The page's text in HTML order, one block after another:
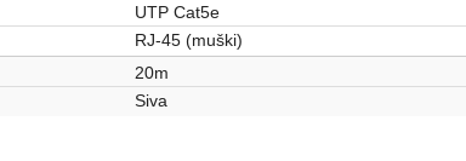
UTP Cat5e
RJ-45 (muški)
20m
Siva